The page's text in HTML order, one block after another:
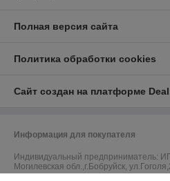
Полная версия сайта
Политика обработки cookies
Сайт создан на платформе
Информация для покупателя
Индивидуальный предприниматель:
Могилевская обл.,г.Бобруйск,